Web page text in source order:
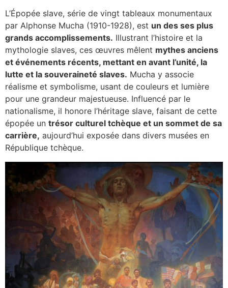
L’Épopée slave, série de vingt tableaux monumentaux
par Alphonse Mucha (1910-1928), est un des ses plus
grands accomplissements. Illustrant l’histoire et la
mythologie slaves, ces œuvres mêlent mythes anciens
et événements récents, mettant en avant l’unité, la
lutte et la souveraineté slaves. Mucha y associe
réalisme et symbolisme, usant de couleurs et lumière
pour une grandeur majestueuse. Influencé par le
nationalisme, il honore l’héritage slave, faisant de cette
épopée un trésor culturel tchèque et un sommet de sa
carrière, aujourd’hui exposée dans divers musées en
République tchèque.